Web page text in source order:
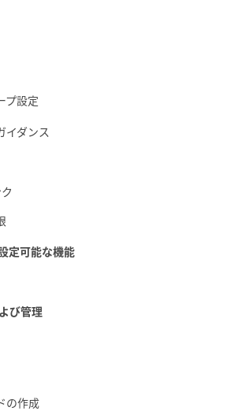
プ設定
イダンス
定可能な機能
び管理
の作成